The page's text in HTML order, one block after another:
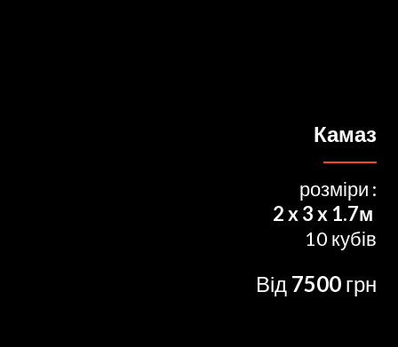
Камаз
розміри :
2 x 3 x 1.7м
10 кубів
Від 7500 грн